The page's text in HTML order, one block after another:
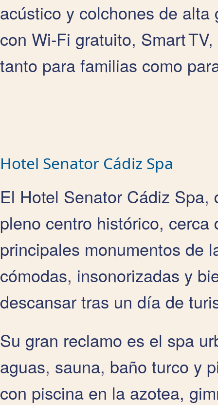
acústico y colchones de
con Wi‑Fi gratuito, Smart
tanto para familias como
Hotel Senator Cádiz Spa
El Hotel Senator Cádiz
pleno centro histórico,
principales monumentos de
cómodas, insonorizadas y
descansar tras un día de
Su gran reclamo es el spa
aguas, sauna, baño turco y
con piscina en la azotea,